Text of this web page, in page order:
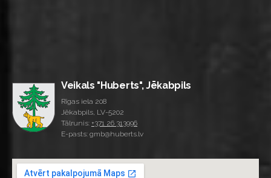
Veikals "Huberts", Jēkabpils
Rīgas iela 208
Jēkabpils, LV-5202
Tālrunis: +371 26 313996
E-pasts: gmb@huberts.lv